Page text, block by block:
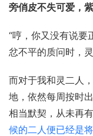
旁俏皮不失可爱，
“哼，你又没有说要
忿不平的质问时，
而对于我和灵二人
地，依然每周按时
相当默契，从未再
候的二人便已经是